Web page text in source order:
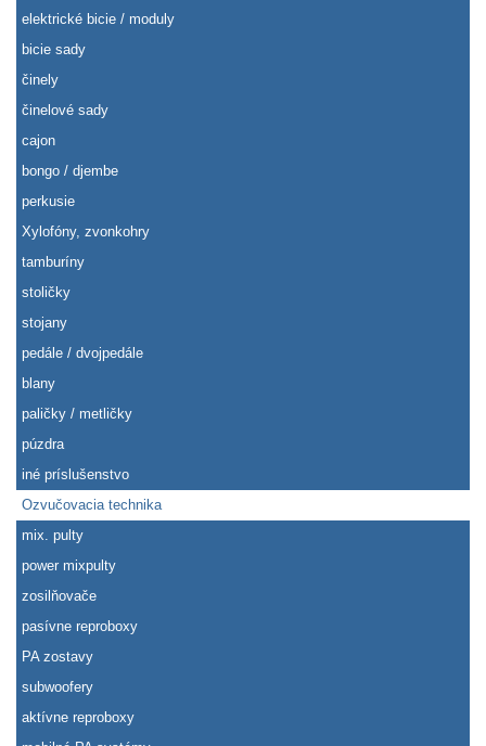
elektrické bicie / moduly
bicie sady
činely
činelové sady
cajon
bongo / djembe
perkusie
Xylofóny, zvonkohry
tamburíny
stoličky
stojany
pedále / dvojpedále
blany
paličky / metličky
púzdra
iné príslušenstvo
Ozvučovacia technika
mix. pulty
power mixpulty
zosilňovače
pasívne reproboxy
PA zostavy
subwoofery
aktívne reproboxy